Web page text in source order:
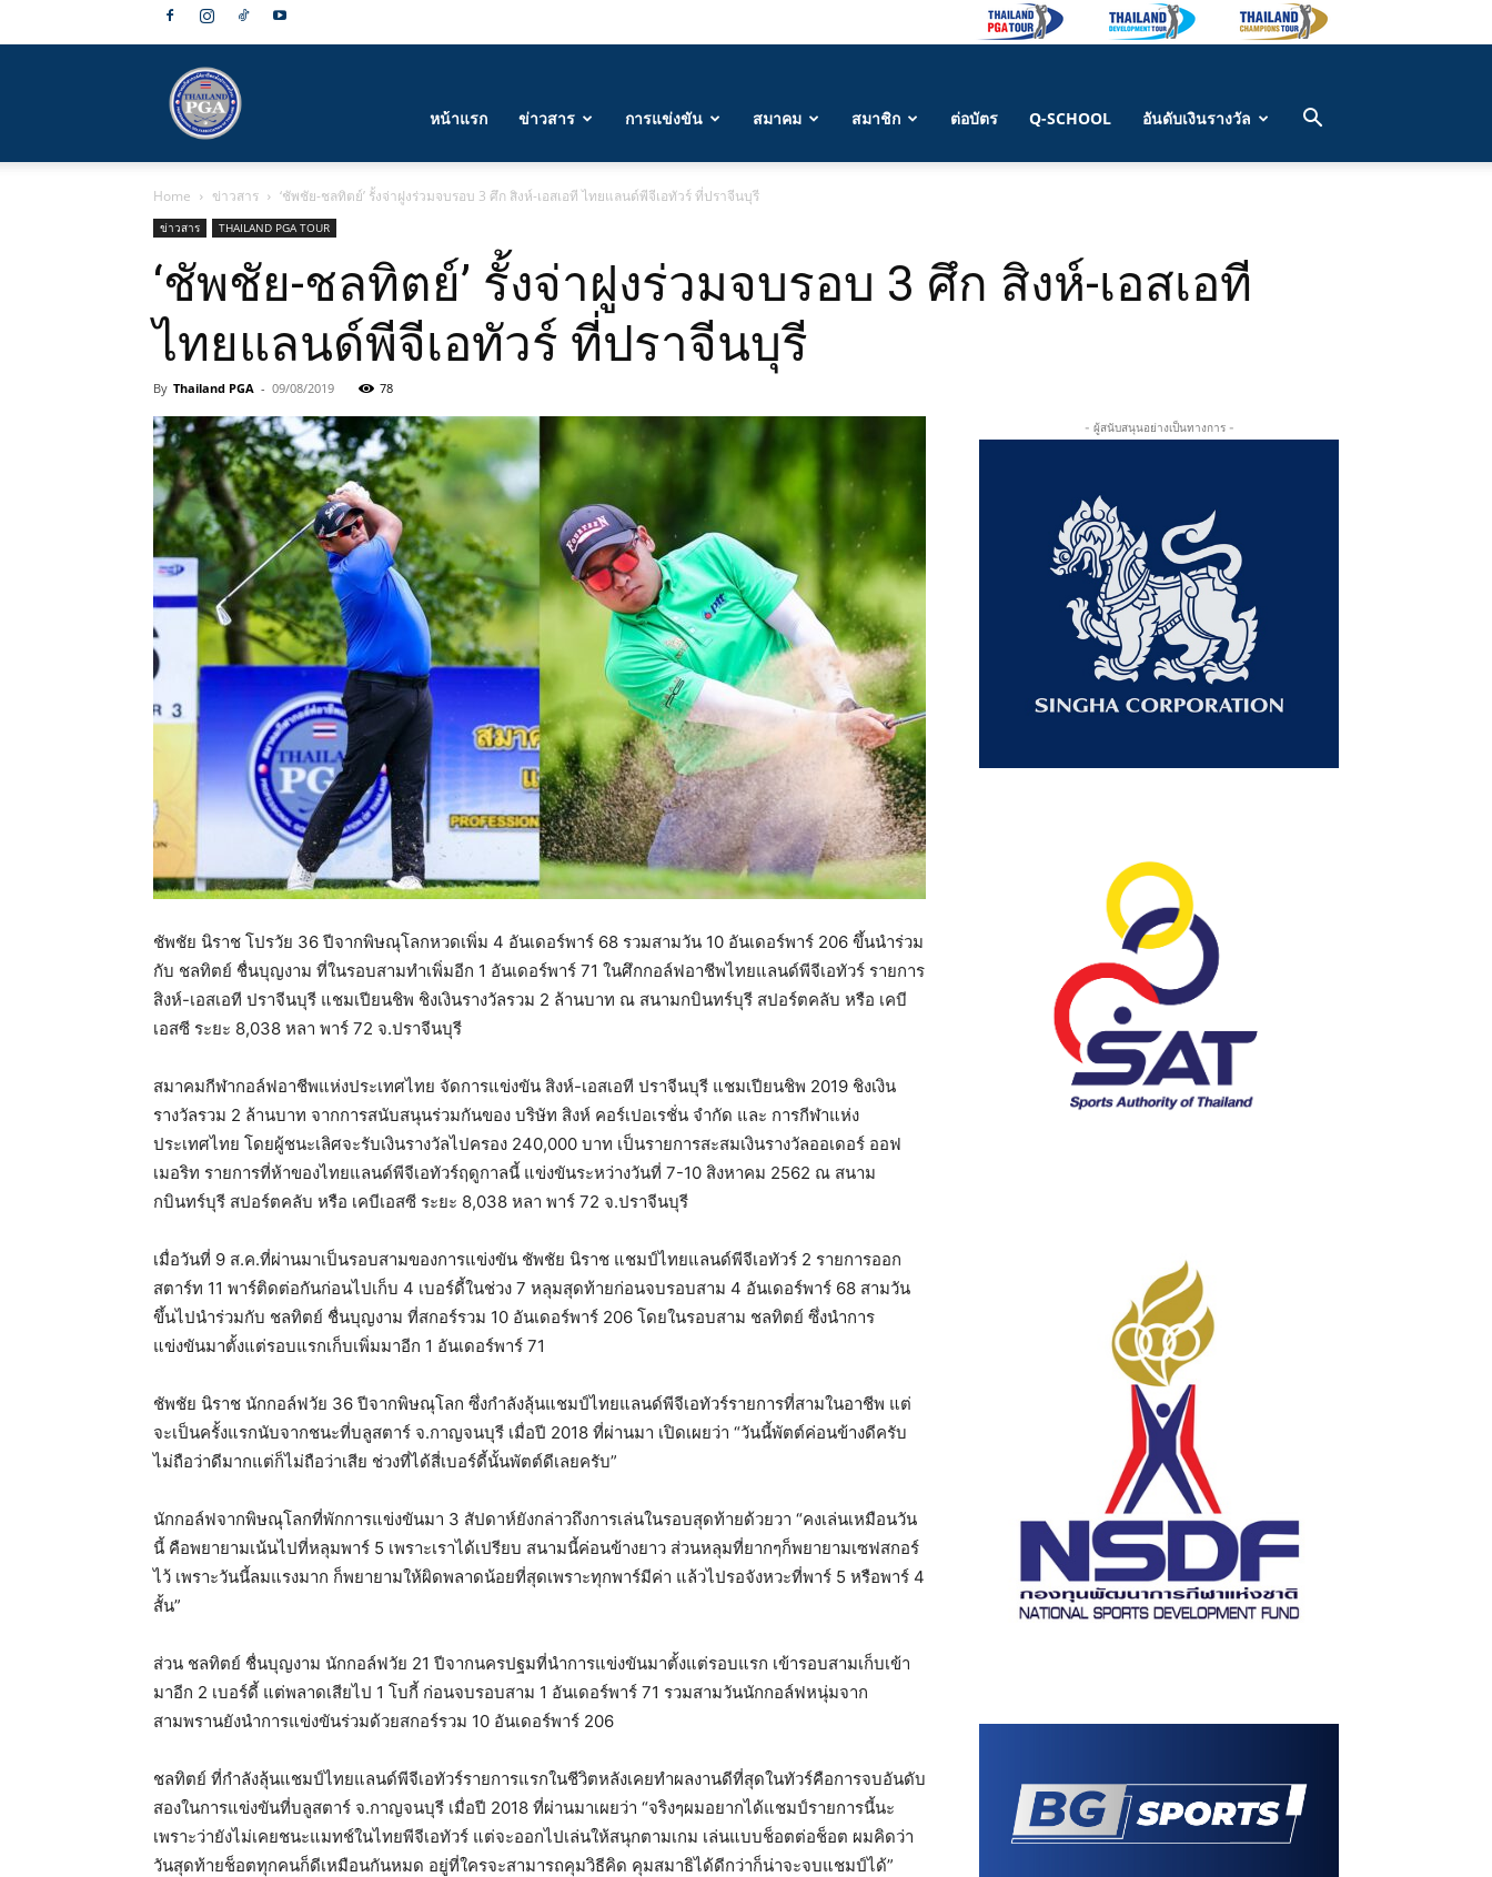
กีฬา
กอล์ฟ
อาชีพ
แห่ง
ประเทศไทย
หน้าแรก ข่าวสาร การแข่งขัน สมาคม สมาชิก ต่อบัตร Q-SCHOOL อันดับเงินรางวัล
Home ข่าวสาร ‘ชัพชัย-ชลทิตย์’ รั้งจ่าฝูงร่วมจบรอบ 3 ศึก สิงห์-เอสเอที ไทยแลนด์พีจีเอทัวร์ ที่ปราจีนบุรี
ข่าวสาร THAILAND PGA TOUR
‘ชัพชัย-ชลทิตย์’ รั้งจ่าฝูงร่วมจบรอบ 3 ศึก สิงห์-เอสเอที
ไทยแลนด์พีจีเอทัวร์ ที่ปราจีนบุรี
By Thailand PGA - 09/08/2019 78
ชัพชัย นิราช โปรวัย 36 ปีจากพิษณุโลกหวดเพิ่ม 4 อันเดอร์พาร์ 68 รวมสามวัน 10 อันเดอร์พาร์ 206 ขึ้นนำร่วม
กับ ชลทิตย์ ชื่นบุญงาม ที่ในรอบสามทำเพิ่มอีก 1 อันเดอร์พาร์ 71 ในศึกกอล์ฟอาชีพไทยแลนด์พีจีเอทัวร์ รายการ
สิงห์-เอสเอที ปราจีนบุรี แชมเปียนชิพ ชิงเงินรางวัลรวม 2 ล้านบาท ณ สนามกบินทร์บุรี สปอร์ตคลับ หรือ เคบี
เอสซี ระยะ 8,038 หลา พาร์ 72 จ.ปราจีนบุรี
สมาคมกีฬากอล์ฟอาชีพแห่งประเทศไทย จัดการแข่งขัน สิงห์-เอสเอที ปราจีนบุรี แชมเปียนชิพ 2019 ชิงเงิน
รางวัลรวม 2 ล้านบาท จากการสนับสนุนร่วมกันของ บริษัท สิงห์ คอร์เปอเรชั่น จำกัด และ การกีฬาแห่ง
ประเทศไทย โดยผู้ชนะเลิศจะรับเงินรางวัลไปครอง 240,000 บาท เป็นรายการสะสมเงินรางวัลออเดอร์ ออฟ
เมอริท รายการที่ห้าของไทยแลนด์พีจีเอทัวร์ฤดูกาลนี้ แข่งขันระหว่างวันที่ 7-10 สิงหาคม 2562 ณ สนาม
กบินทร์บุรี สปอร์ตคลับ หรือ เคบีเอสซี ระยะ 8,038 หลา พาร์ 72 จ.ปราจีนบุรี
เมื่อวันที่ 9 ส.ค.ที่ผ่านมาเป็นรอบสามของการแข่งขัน ชัพชัย นิราช แชมป์ไทยแลนด์พีจีเอทัวร์ 2 รายการออก
สตาร์ท 11 พาร์ติดต่อกันก่อนไปเก็บ 4 เบอร์ดี้ในช่วง 7 หลุมสุดท้ายก่อนจบรอบสาม 4 อันเดอร์พาร์ 68 สามวัน
ขึ้นไปนำร่วมกับ ชลทิตย์ ชื่นบุญงาม ที่สกอร์รวม 10 อันเดอร์พาร์ 206 โดยในรอบสาม ชลทิตย์ ซึ่งนำการ
แข่งขันมาตั้งแต่รอบแรกเก็บเพิ่มมาอีก 1 อันเดอร์พาร์ 71
ชัพชัย นิราช นักกอล์ฟวัย 36 ปีจากพิษณุโลก ซึ่งกำลังลุ้นแชมป์ไทยแลนด์พีจีเอทัวร์รายการที่สามในอาชีพ แต่
จะเป็นครั้งแรกนับจากชนะที่บลูสตาร์ จ.กาญจนบุรี เมื่อปี 2018 ที่ผ่านมา เปิดเผยว่า “วันนี้พัตต์ค่อนข้างดีครับ
ไม่ถือว่าดีมากแต่ก็ไม่ถือว่าเสีย ช่วงที่ได้สี่เบอร์ดี้นั้นพัตต์ดีเลยครับ”
นักกอล์ฟจากพิษณุโลกที่พักการแข่งขันมา 3 สัปดาห์ยังกล่าวถึงการเล่นในรอบสุดท้ายด้วยวา “คงเล่นเหมือนวัน
นี้ คือพยายามเน้นไปที่หลุมพาร์ 5 เพราะเราได้เปรียบ สนามนี้ค่อนข้างยาว ส่วนหลุมที่ยากๆก็พยายามเซฟสกอร์
ไว้ เพราะวันนี้ลมแรงมาก ก็พยายามให้ผิดพลาดน้อยที่สุดเพราะทุกพาร์มีค่า แล้วไปรอจังหวะที่พาร์ 5 หรือพาร์ 4
สั้น”
ส่วน ชลทิตย์ ชื่นบุญงาม นักกอล์ฟวัย 21 ปีจากนครปฐมที่นำการแข่งขันมาตั้งแต่รอบแรก เข้ารอบสามเก็บเข้า
มาอีก 2 เบอร์ดี้ แต่พลาดเสียไป 1 โบกี้ ก่อนจบรอบสาม 1 อันเดอร์พาร์ 71 รวมสามวันนักกอล์ฟหนุ่มจาก
สามพรานยังนำการแข่งขันร่วมด้วยสกอร์รวม 10 อันเดอร์พาร์ 206
ชลทิตย์ ที่กำลังลุ้นแชมป์ไทยแลนด์พีจีเอทัวร์รายการแรกในชีวิตหลังเคยทำผลงานดีที่สุดในทัวร์คือการจบอันดับ
สองในการแข่งขันที่บลูสตาร์ จ.กาญจนบุรี เมื่อปี 2018 ที่ผ่านมาเผยว่า “จริงๆผมอยากได้แชมป์รายการนี้นะ
เพราะว่ายังไม่เคยชนะแมทช์ในไทยพีจีเอทัวร์ แต่จะออกไปเล่นให้สนุกตามเกม เล่นแบบช็อตต่อช็อต ผมคิดว่า
วันสุดท้ายช็อตทุกคนก็ดีเหมือนกันหมด อยู่ที่ใครจะสามารถคุมวิธีคิด คุมสมาธิได้ดีกว่าก็น่าจะจบแชมป์ได้”
- ผู้สนับสนุนอย่างเป็นทางการ -